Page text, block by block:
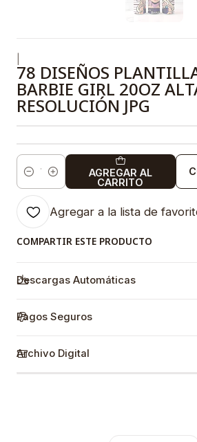
78 DISEÑOS
BARBIE GIRL 20OZ
RESOLUCIÓN JPG
Cantidad
AGREGAR AL
CARRITO
Agregar a la lista de
COMPARTIR ESTE PRODUCTO
Descargas Automáticas
Pagos Seguros
Archivo Digital